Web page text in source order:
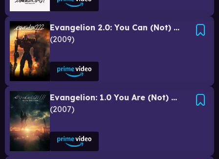
Evangelion 2.0: You Can (Not) Advance
2009
Evangelion: 1.0 You Are (Not) Alone
2007